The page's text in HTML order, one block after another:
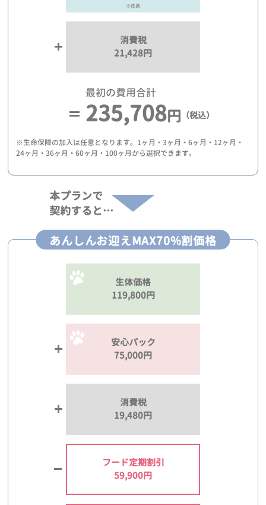
※任意
消費税
21,428円
最初の費用合計
235,708円 （税込）
※生命保障の加入は任意となります。1ヶ月・3ヶ月・6ヶ月・12ヶ月・
24ヶ月・36ヶ月・60ヶ月・100ヶ月から選択できます。
本プランで
契約すると…
あんしんお迎えMAX70%割価格
生体価格
119,800円
安心パック
75,000円
消費税
19,480円
フード定期割引
59,900円